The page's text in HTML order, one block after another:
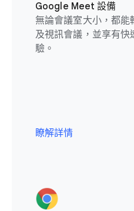
Google Meet 設備
無論會議室大小，都能
及視訊會議，並享有快
驗。
瞭解詳情